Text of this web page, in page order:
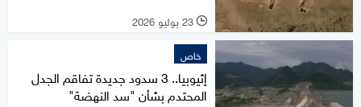
l 23 يوليو 2026
خاص
إثيوبيا.. 3 سدود جديدة تفاقم الجدل
المحتدم بشأن "سد النهضة"